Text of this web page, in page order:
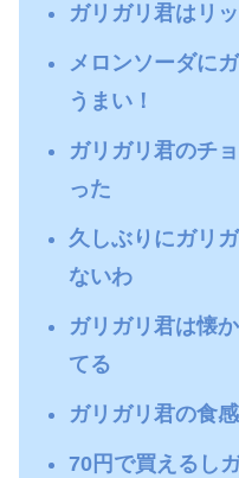
ガリガリ君はリ
メロンソーダに
うまい！
ガリガリ君のチ
った
久しぶりにガリ
ないわ
ガリガリ君は懐
てる
ガリガリ君の食
70円で買えるし